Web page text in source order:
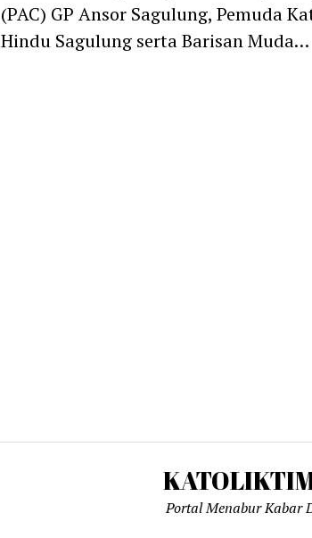
(PAC) GP Ansor Sagulung, Pemuda
Hindu Sagulung serta Barisan Muda…
Portal Menabur Kabar